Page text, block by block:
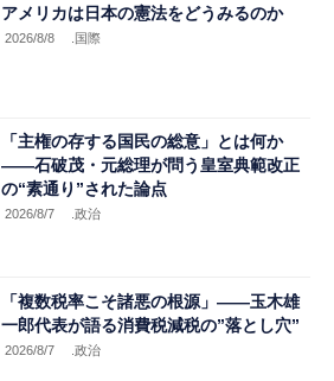
アメリカは日本の憲法をどうみるのか
2026/8/8 .国際
「主権の存する国民の総意」とは何か
――石破茂・元総理が問う皇室典範改正
の“素通り”された論点
2026/8/7 .政治
「複数税率こそ諸悪の根源」――玉木雄
一郎代表が語る消費税減税の”落とし穴”
2026/8/7 .政治